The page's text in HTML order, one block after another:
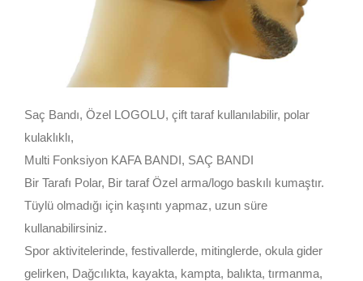
Saç Bandı, Özel LOGOLU, çift taraf kullanılabilir, polar
kulaklıklı,
Multi Fonksiyon KAFA BANDI, SAÇ BANDI
Bir Tarafı Polar, Bir taraf Özel arma/logo baskılı kumaştır.
Tüylü olmadığı için kaşıntı yapmaz, uzun süre
kullanabilirsiniz.
Spor aktivitelerinde, festivallerde, mitinglerde, okula gider
gelirken, Dağcılıkta, kayakta, kampta, balıkta, tırmanma,